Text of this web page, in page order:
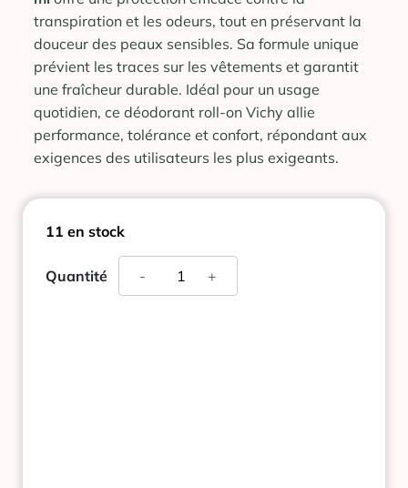
transpiration et les odeurs, tout en préservant la
douceur des peaux sensibles. Sa formule unique
prévient les traces sur les vêtements et garantit
une fraîcheur durable. Idéal pour un usage
quotidien, ce déodorant roll-on Vichy allie
performance, tolérance et confort, répondant aux
exigences des utilisateurs les plus exigeants.
11 en stock
Quantité +
quantité
-